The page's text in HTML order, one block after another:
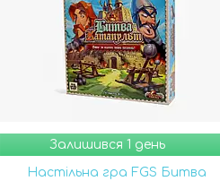
Залишився 1 день
Настільна гра FGS Битва